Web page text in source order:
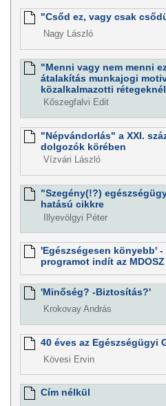
"Csőd ez, vagy csak
Nagy László
"Menni vagy nem menni
átalakítás munkajogi
közalkalmazotti rétegeknél
Kőszegfalvi Edit
"Népvándorlás" a XXI.
dolgozók körében
Vízvári László
"Szegény(!?)
hatású cikkre
Illyevölgyi Péter
'Egészségesen könyebb'
programot indít az MDOSZ
'Minőség? -Biztosítás?'
Krokovay András
40 éves az Egészségügyi
Kövesi Ervin
Cím nélkül